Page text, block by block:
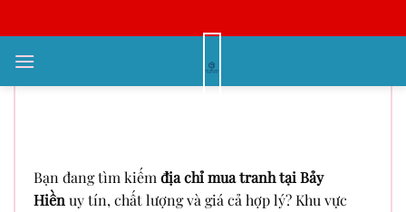
qua
nội
Địa Chỉ Mua Tranh Tại Bảy Hiền –
Bạn đang tìm kiếm địa chỉ mua tranh tại Bảy
Hiền uy tín, chất lượng và giá cả hợp lý? Khu vực